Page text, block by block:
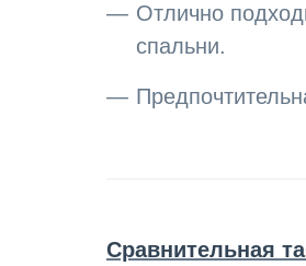
Отлично
спальни.
Сравнительная